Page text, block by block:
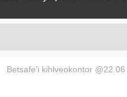
Betsafe’i kihlveokontor @22.06